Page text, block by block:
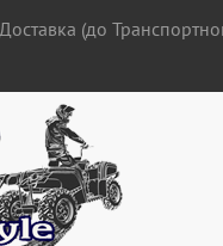
Доставка (до